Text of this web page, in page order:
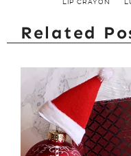
Related